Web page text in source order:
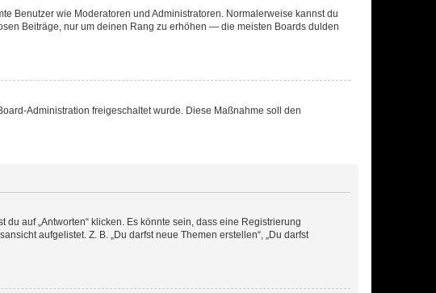
Benutzer wie Moderatoren und Administratoren. Normalerweise kannst du
Beiträge, nur um deinen Rang zu erhöhen — die meisten Boards dulden
Administration freigeschaltet wurde. Diese Maßnahme soll den
auf „Antworten“ klicken. Es könnte sein, dass eine Registrierung
aufgelistet. Z. B. „Du darfst neue Themen erstellen“, „Du darfst